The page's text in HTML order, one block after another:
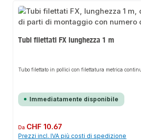
Tubi filettati FX lunghezza 1 m
Tubo filettato in pollici con filettatura metrica
Immediatamente disponibile
Prezzo normale:
Da CHF 10.67
Prezzi incl. IVA più costi di spedizione